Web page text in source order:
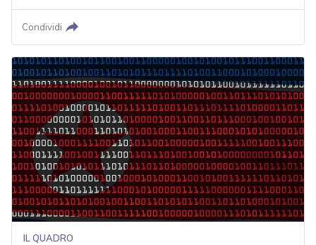
Condividi
IL QUADRO